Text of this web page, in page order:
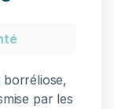
borréliose,
par les